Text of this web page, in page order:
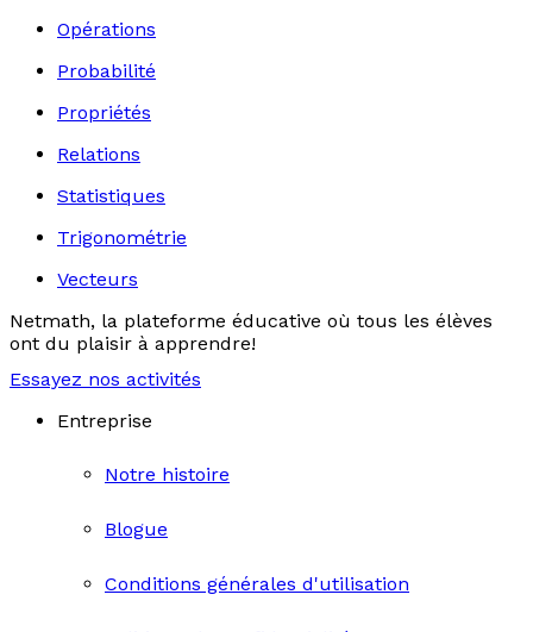
Opérations
Probabilité
Propriétés
Relations
Statistiques
Trigonométrie
Vecteurs
Netmath, la plateforme éducative où tous les élèves
ont du plaisir à apprendre!
Essayez nos activités
Entreprise
Notre histoire
Blogue
Conditions générales d'utilisation